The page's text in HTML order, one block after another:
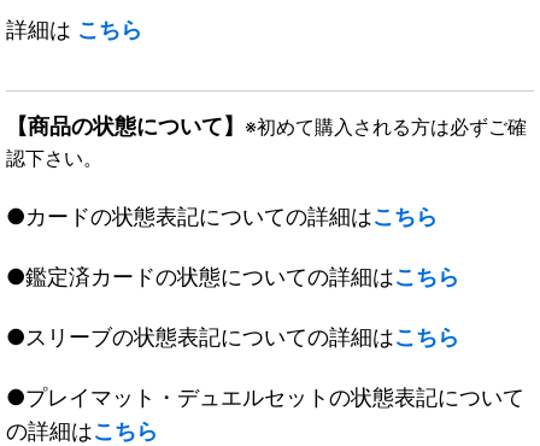
詳細は こちら
【商品の状態について】 ※初めて購入される方は必ずご確
認下さい。
●カードの状態表記についての詳細はこちら
●鑑定済カードの状態についての詳細はこちら
●スリーブの状態表記についての詳細はこちら
●プレイマット・デュエルセットの状態表記について
の詳細はこちら